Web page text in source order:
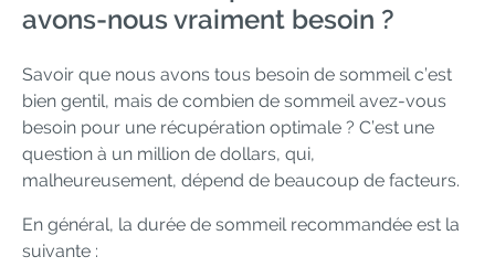
avons-nous vraiment besoin ?
Savoir que nous avons tous besoin de sommeil c’est
bien gentil, mais de combien de sommeil avez-vous
besoin pour une récupération optimale ? C’est une
question à un million de dollars, qui,
malheureusement, dépend de beaucoup de facteurs.
En général, la durée de sommeil recommandée est la
suivante :